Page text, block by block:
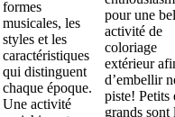
formes
musicales, les
styles et les
caractéristiques
qui distinguent
chaque époque.
Une activité
pour une
activité de
coloriage
extérieur
d’embellir
piste! Petits
grands sont